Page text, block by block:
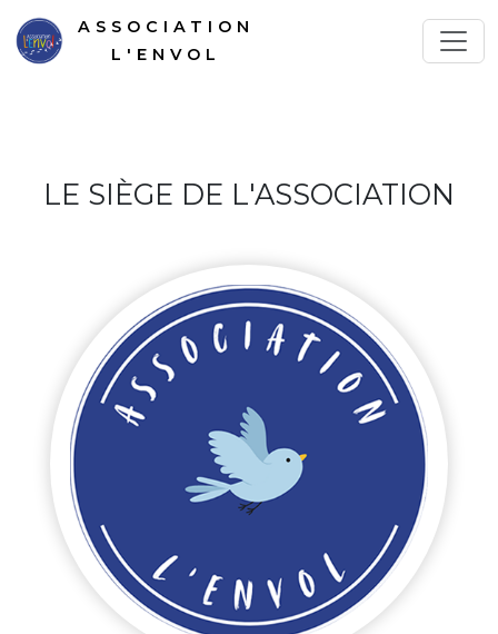
ASSOCIATION
L'ENVOL
LE SIÈGE DE L'ASSOCIATION